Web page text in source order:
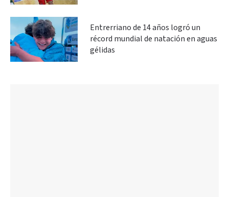
Entrerriano de 14 años logró un
récord mundial de natación en aguas
gélidas